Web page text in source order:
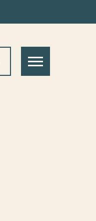
NAVIGATION
ÖFFNEN